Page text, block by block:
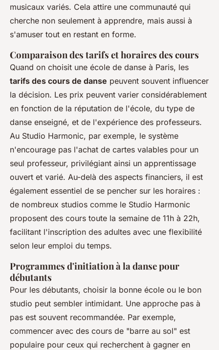
musicaux variés. Cela attire une communauté qui
cherche non seulement à apprendre, mais aussi à
s'amuser tout en restant en forme.
Comparaison des tarifs et horaires des cours
Quand on choisit une école de danse à Paris, les
tarifs des cours de danse peuvent souvent influencer
la décision. Les prix peuvent varier considérablement
en fonction de la réputation de l'école, du type de
danse enseigné, et de l'expérience des professeurs.
Au Studio Harmonic, par exemple, le système
n'encourage pas l'achat de cartes valables pour un
seul professeur, privilégiant ainsi un apprentissage
ouvert et varié. Au-delà des aspects financiers, il est
également essentiel de se pencher sur les horaires :
de nombreux studios comme le Studio Harmonic
proposent des cours toute la semaine de 11h à 22h,
facilitant l'inscription des adultes avec une flexibilité
selon leur emploi du temps.
Programmes d'initiation à la danse pour
débutants
Pour les débutants, choisir la bonne école ou le bon
studio peut sembler intimidant. Une approche pas à
pas est souvent recommandée. Par exemple,
commencer avec des cours de "barre au sol" est
populaire pour ceux qui recherchent à gagner en